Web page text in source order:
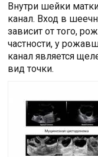
Внутри шейки
канал. Вход в
зависит от того,
частности, у
канал является
вид точки.